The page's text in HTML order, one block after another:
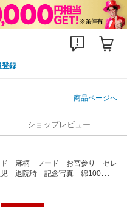
登録
商品ページへ
ショップレビュー
ード 麻柄 フード お宮参り セレ
児 退院時 記念写真 綿100％
ズ50〜60 オフホワイト レー
マル ベビーギフト